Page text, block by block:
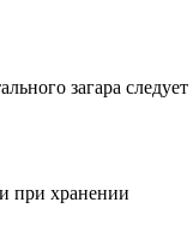
загара
при хранении